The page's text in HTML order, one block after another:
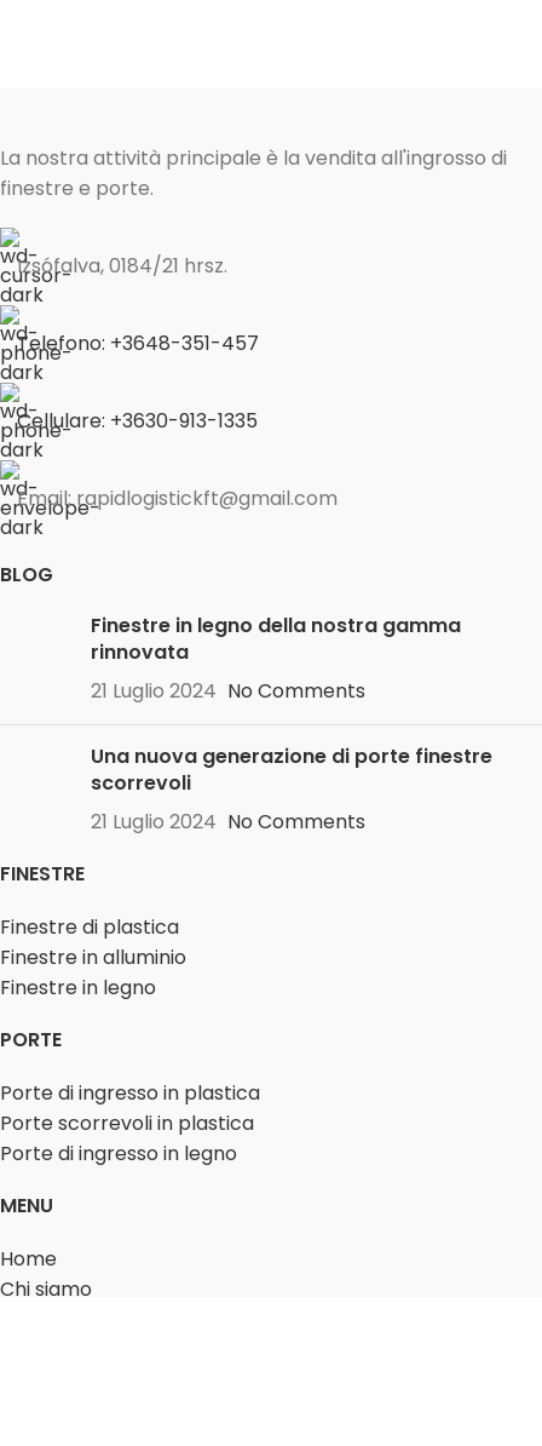
La nostra attività principale è la vendita all'ingrosso di
finestre e porte.
Izsófalva, 0184/21 hrsz.
Telefono: +3648-351-457
Cellulare: +3630-913-1335
Email: rapidlogistickft@gmail.com
BLOG
Finestre in legno della nostra gamma
rinnovata
21 Luglio 2024 No Comments
Una nuova generazione di porte finestre
scorrevoli
21 Luglio 2024 No Comments
FINESTRE
Finestre di plastica
Finestre in alluminio
Finestre in legno
PORTE
Porte di ingresso in plastica
Porte scorrevoli in plastica
Porte di ingresso in legno
MENU
Home
Chi siamo